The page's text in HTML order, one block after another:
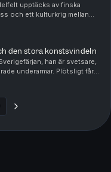
upptäcks av finska
och ett kulturkrig mellan
sin början. Mitt i allt
den stora konstsvindeln
han är svetsare,
underarmar. Plötsligt får
- han ser hur